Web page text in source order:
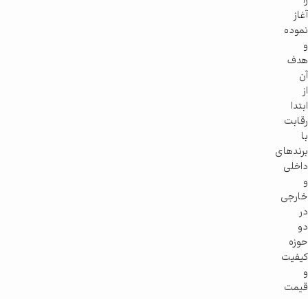
آغاز
نموده
و
هدف
آن
از
ابتدا
رقابت
با
برندهای
داخلی
و
خارجی
در
دو
حوزه
کیفیت
و
قیمت